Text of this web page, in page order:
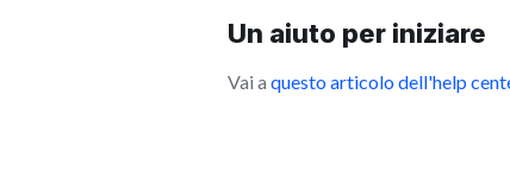
Un aiuto per iniziare
Vai a questo articolo dell'help